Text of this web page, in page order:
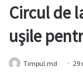
Circul de
uşile
Timpul.md 29